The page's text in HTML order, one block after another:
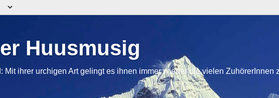
Huusmusig
Mit ihrer urchigen Art gelingt es ihnen immer wieder die vielen ZuhörerInnen